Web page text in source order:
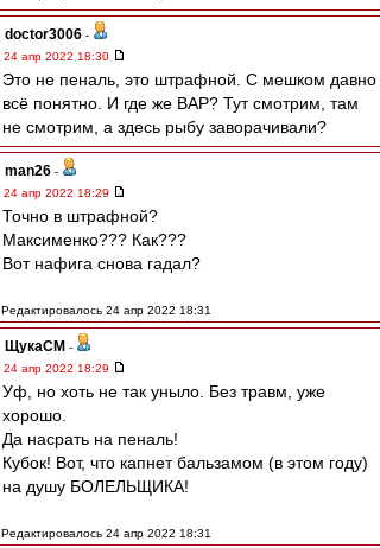
doctor3006 -
24 апр 2022 18:30
Это не пеналь, это штрафной. С мешком давно
всё понятно. И где же ВАР? Тут смотрим, там
не смотрим, а здесь рыбу заворачивали?
man26 -
24 апр 2022 18:29
Точно в штрафной?
Максименко??? Как???
Вот нафига снова гадал?
Редактировалось 24 апр 2022 18:31
ЩукаСМ -
24 апр 2022 18:29
Уф, но хоть не так уныло. Без травм, уже
хорошо.
Да насрать на пеналь!
Кубок! Вот, что капнет бальзамом (в этом году)
на душу БОЛЕЛЬЩИКА!
Редактировалось 24 апр 2022 18:31